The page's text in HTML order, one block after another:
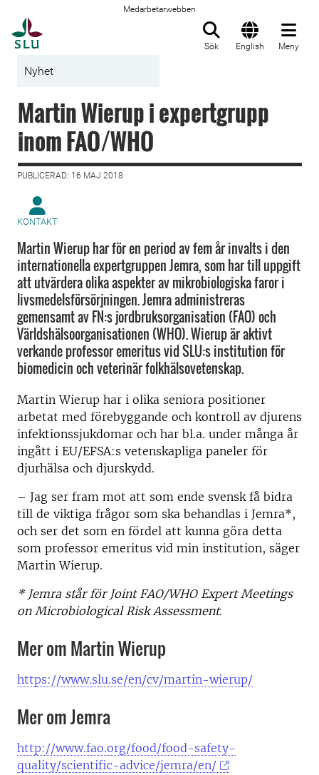
Medarbetarwebben
Sök English Meny
Nyhet
Martin Wierup i expertgrupp
inom FAO/WHO
PUBLICERAD: 16 MAJ 2018
KONTAKT
Martin Wierup har för en period av fem år invalts i den
internationella expertgruppen Jemra, som har till uppgift
att utvärdera olika aspekter av mikrobiologiska faror i
livsmedelsförsörjningen. Jemra administreras
gemensamt av FN:s jordbruksorganisation (FAO) och
Världshälsoorganisationen (WHO). Wierup är aktivt
verkande professor emeritus vid SLU:s institution för
biomedicin och veterinär folkhälsovetenskap.
Martin Wierup har i olika seniora positioner
arbetat med förebyggande och kontroll av djurens
infektionssjukdomar och har bl.a. under många år
ingått i EU/EFSA:s vetenskapliga paneler för
djurhälsa och djurskydd.
– Jag ser fram mot att som ende svensk få bidra
till de viktiga frågor som ska behandlas i Jemra*,
och ser det som en fördel att kunna göra detta
som professor emeritus vid min institution, säger
Martin Wierup.
* Jemra står för Joint FAO/WHO Expert Meetings
on Microbiological Risk Assessment.
Mer om Martin Wierup
https://www.slu.se/en/cv/martin-wierup/
Mer om Jemra
http://www.fao.org/food/food-safety-
quality/scientific-advice/jemra/en/